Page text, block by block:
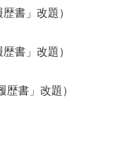
書」改題）
書」改題）
歴書」改題）